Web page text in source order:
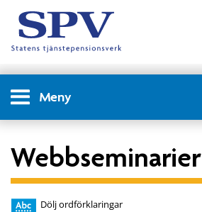
Meny
Webbseminarier
Dölj ordförklaringar